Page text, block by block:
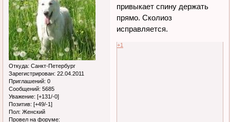
Откуда: Санкт-Петербург
Зарегистрирован: 22.04.2011
Приглашений: 0
Сообщений: 5685
Уважение: [+131/-0]
Позитив: [+49/-1]
Пол: Женский
Провел на форуме:
привыкает спину держать
прямо. Сколиоз
исправляется.
+1